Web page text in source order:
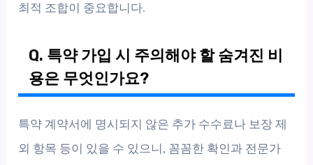
최적 조합이 중요합니다.
Q. 특약 가입 시 주의해야 할 숨겨진 비
용은 무엇인가요?
특약 계약서에 명시되지 않은 추가 수수료나 보장 제
외 항목 등이 있을 수 있으니, 꼼꼼한 확인과 전문가